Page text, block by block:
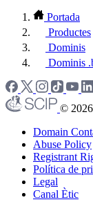
Portada
Productes
Dominis
Dominis
© 2026
Domain
Abuse Policy
Registrant
Política de
Legal
Canal Ètic